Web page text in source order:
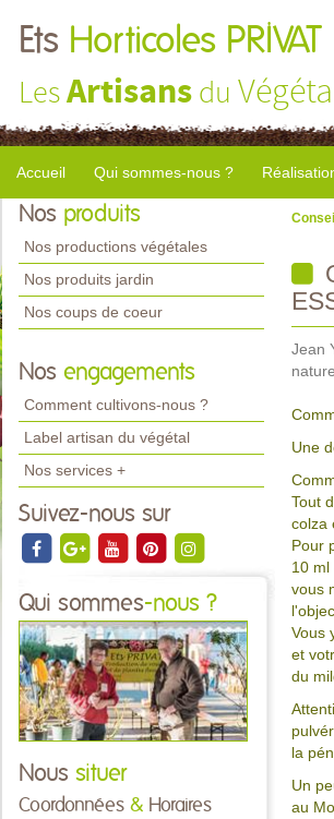
Ets Horticoles PRIVAT
LesArtisans du
Accueil Qui sommes-nous ?
Nos produits
Nos productions végétales
Nos produits jardin
Nos coups de coeur
Nos engagements
Comment cultivons-nous ?
Label artisan du végétal
Nos services +
Suivez-nous sur
Qui sommes-nous ?
Nous situer
Coordonnées & Horaires
Jean
Une
Tout
colza
Pour
10 ml
vous
Vous
et
du
la
Un
au